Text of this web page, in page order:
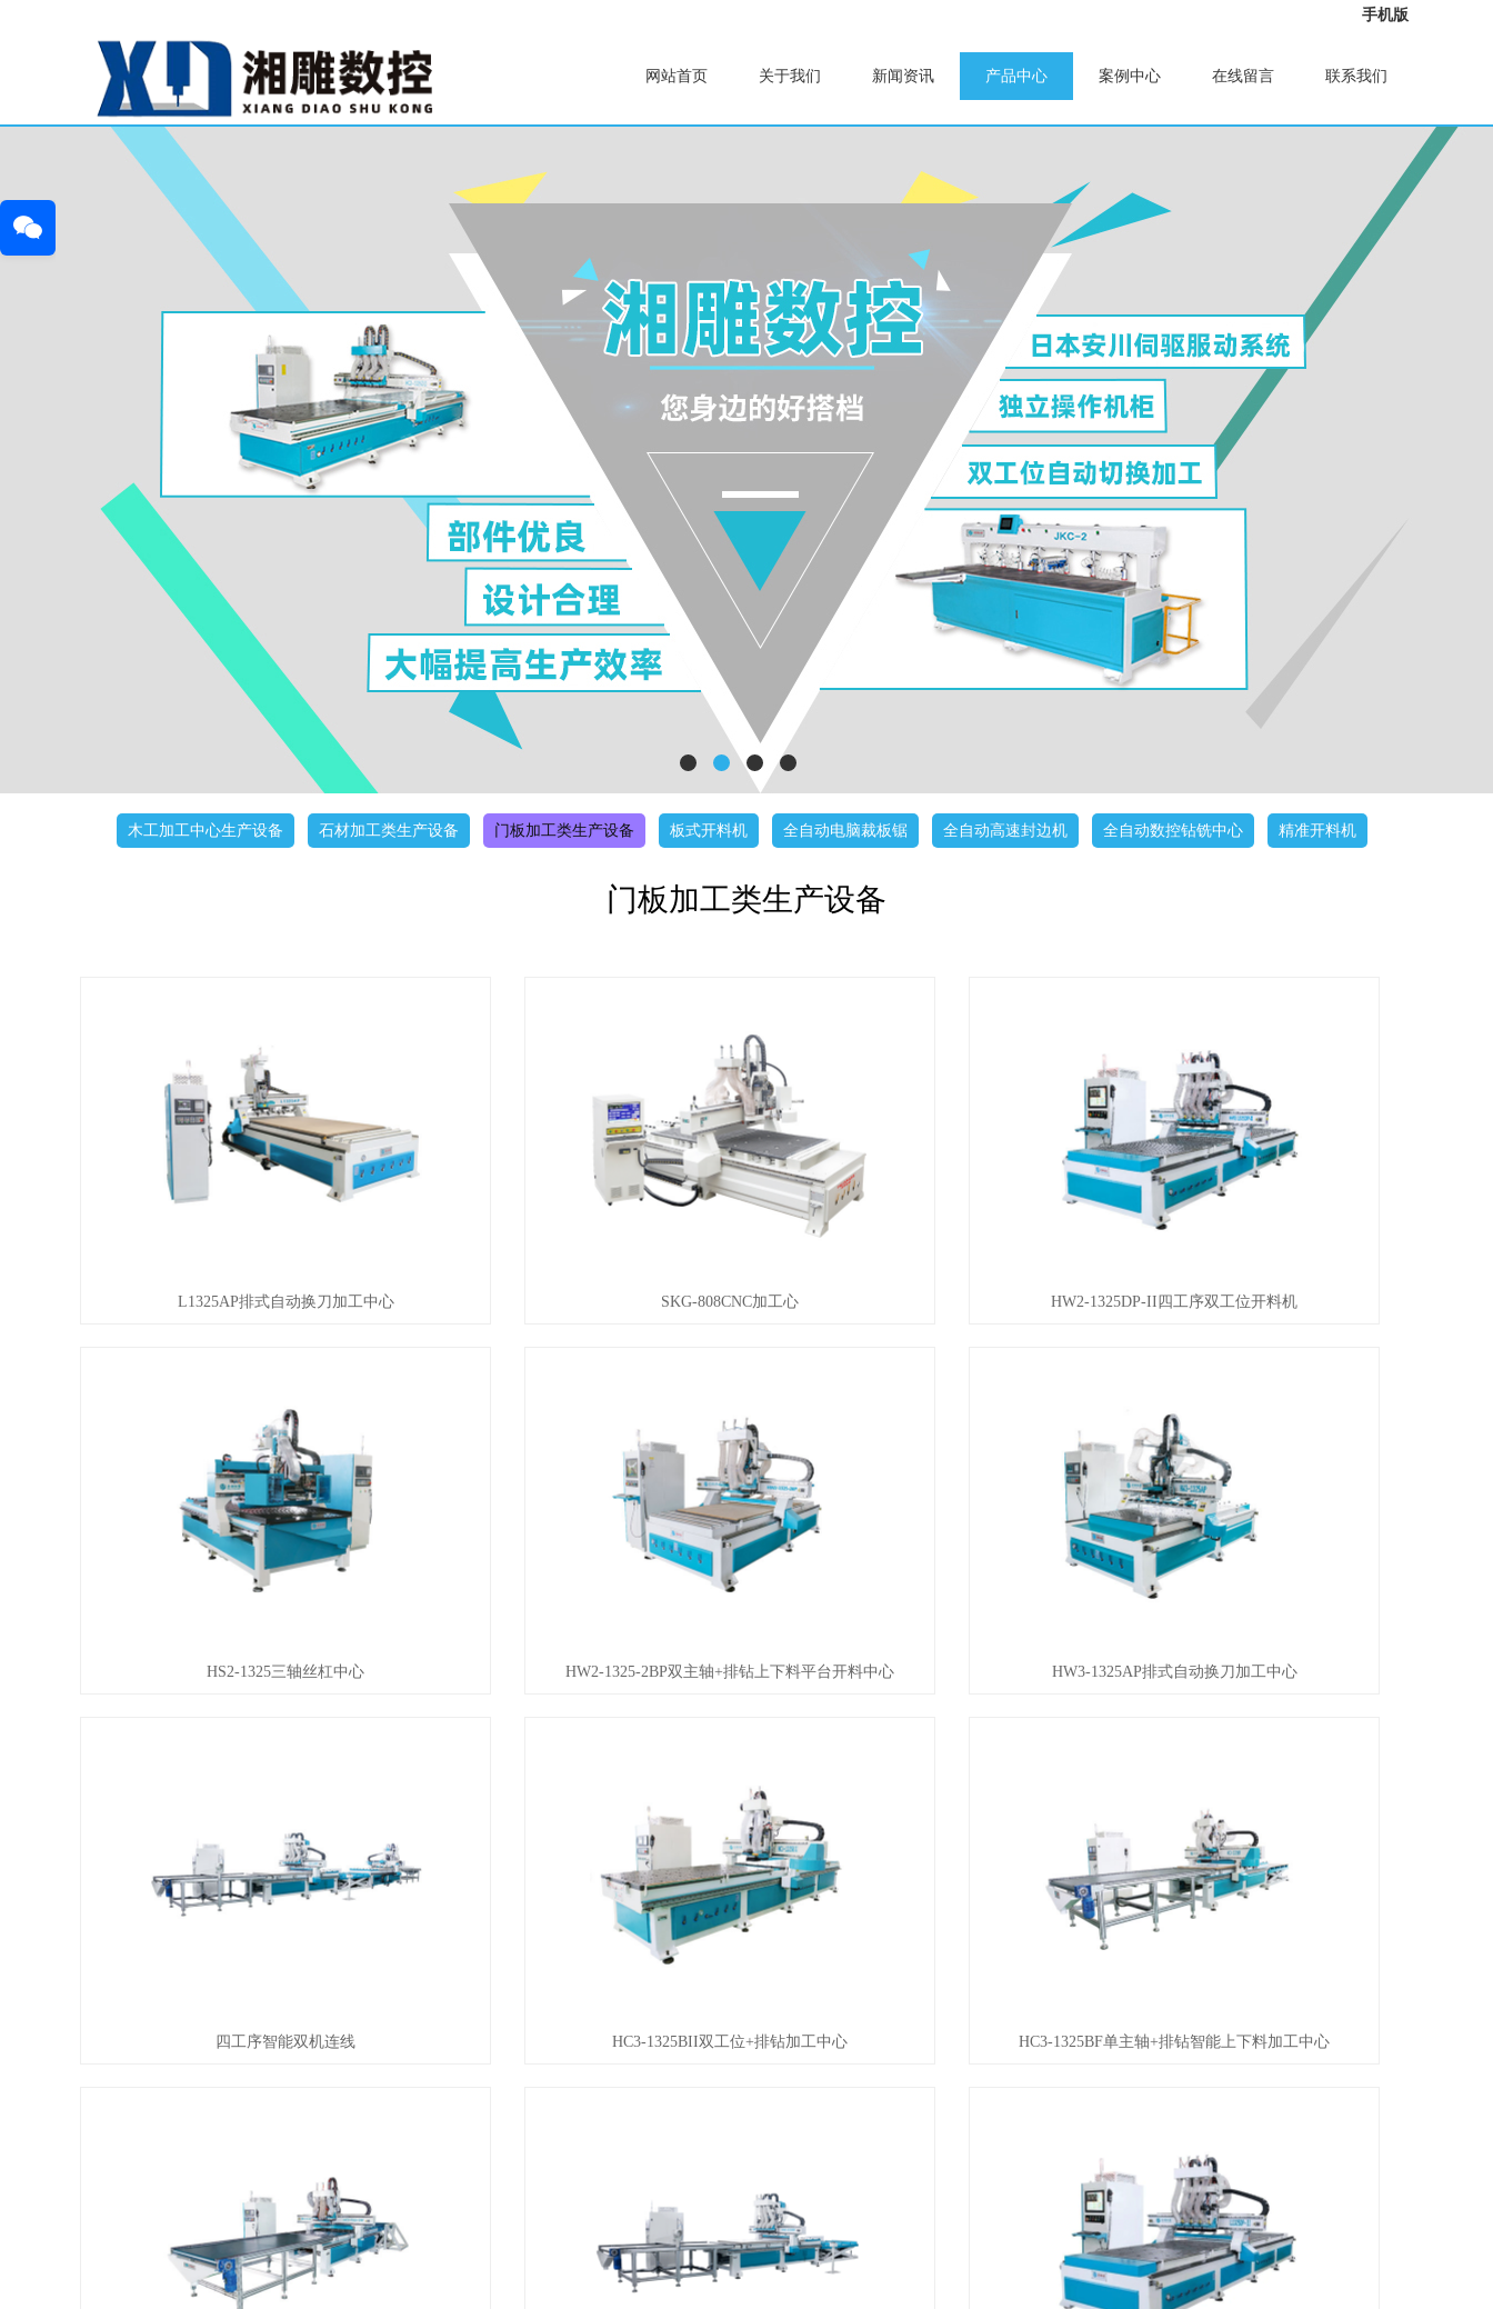
手机版
网站首页 关于我们 新闻资讯 产品中心 案例中心 在线留言 联系我们
木工加工中心生产设备 石材加工类生产设备 门板加工类生产设备 板式开料机 全自动电脑裁板锯 全自动高速封边机 全自动数控钻铣中心 精准开料机
门板加工类生产设备
L1325AP排式自动换刀加工中心 SKG-808CNC加工心 HW2-1325DP-II四工序双工位开料机
HS2-1325三轴丝杠中心 HW2-1325-2BP双主轴+排钻上下料平台开料中心 HW3-1325AP排式自动换刀加工中心
四工序智能双机连线 HC3-1325BII双工位+排钻加工中心 HC3-1325BF单主轴+排钻智能上下料加工中心